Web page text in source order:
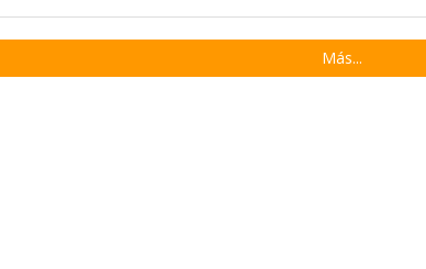
Más...